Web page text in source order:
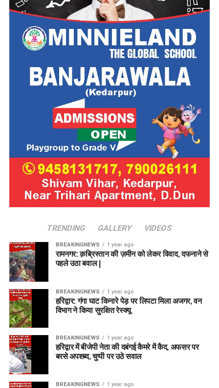
TRENDING GALLERY VIDEOS
BREAKINGNEWS 1 year ago
रामनगर: क़ब्रिस्तान की ज़मीन को लेकर विवाद, दफनाने से
पहले उठा बवाल |
BREAKINGNEWS 1 year ago
हरिद्वार: गंगा घाट किनारे पेड़ पर लिपटा मिला अजगर, वन
विभाग ने किया सुरक्षित रेस्क्यू
BREAKINGNEWS 1 year ago
हरिद्वार में बीजेपी नेता की दबंगई कैमरे में कैद, अफसर पर
बरसे अपशब्द, चुप्पी पर उठे सवाल
BREAKINGNEWS 1 year ago